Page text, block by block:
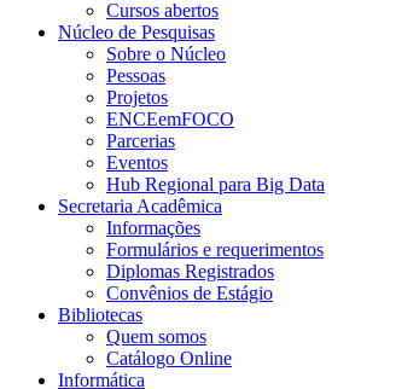
Cursos abertos
Núcleo de Pesquisas
Sobre o Núcleo
Pessoas
Projetos
ENCEemFOCO
Parcerias
Eventos
Hub Regional para Big Data
Secretaria Acadêmica
Informações
Formulários e requerimentos
Diplomas Registrados
Convênios de Estágio
Bibliotecas
Quem somos
Catálogo Online
Informática